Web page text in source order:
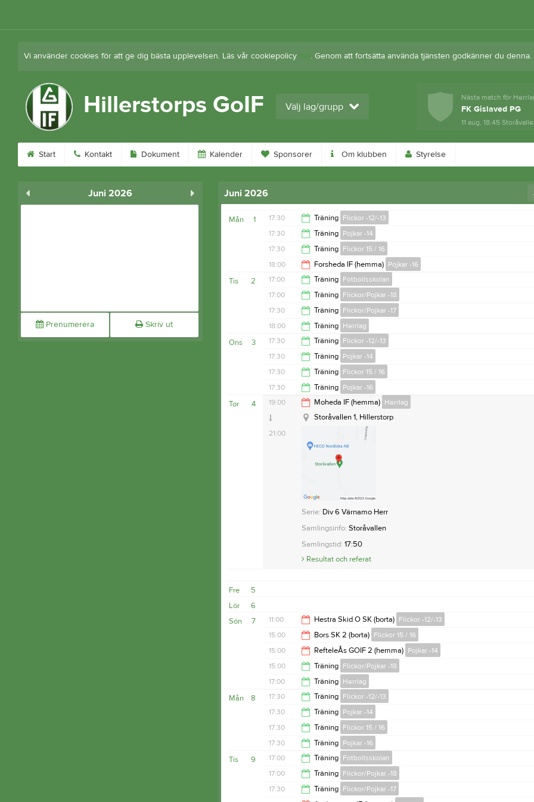
Vi använder cookies för att ge dig bästa upplevelsen. Läs vår cookiepolicy här. Genom att fortsätta använda tjänsten godkänner du denna.
Hillerstorps GoIF Välj lag/grupp
Nästa match för
FK Gislaved PG
11 aug, 18:45
Start Kontakt Dokument Kalender Sponsorer Om klubben Styrelse
Juni 2026
Prenumerera Skriv ut
Juni 2026
1
Mån 17:30 Träning Flickor -12/-13
19:00
17:30 Träning Pojkar -14
19:00
17:30 Träning Flickor 15 / 16
19:00
18:00 Forsheda IF (hemma) Pojkar -16
20:00
2
Tis 17:00 Träning Fotbollsskolan
18:00
17:00 Träning Flickor/Pojkar -18
18:15
17:30 Träning Flickor/Pojkar -17
18:30
18:00 Träning Herrlag
19:30
3
Ons 17:30 Träning Flickor -12/-13
19:00
17:30 Träning Pojkar -14
18:30
17:30 Träning Flickor 15 / 16
19:00
17:30 Träning Pojkar -16
19:00
4
Tor 19:00 Moheda IF (hemma) Herrlag
21:00
Storåvallen 1, Hillerstorp
Serie: Div 6 Värnamo Herr
Samlingsinfo: Storåvallen
Samlingstid: 17:50
Resultat och referat
5
Fre
6
Lör
7
Sön 11:00 Hestra Skid O SK (borta) Flickor -12/-13
13:00
15:00 Bors SK 2 (borta) Flickor 15 / 16
17:00
15:00 RefteleÅs GOIF 2 (hemma) Pojkar -14
17:00
15:00 Träning Flickor/Pojkar -18
16:00
17:00 Träning Herrlag
18:30
8
Mån 17:30 Träning Flickor -12/-13
19:00
17:30 Träning Pojkar -14
19:00
17:30 Träning Flickor 15 / 16
19:00
17:30 Träning Pojkar -16
19:00
9
Tis 17:00 Träning Fotbollsskolan
18:00
17:00 Träning Flickor/Pojkar -18
17:30 Träning Flickor/Pojkar -17